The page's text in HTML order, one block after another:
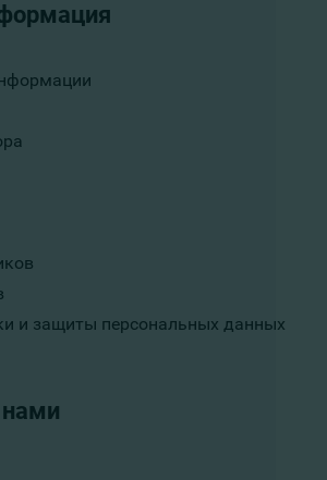
и защиты персональных данных